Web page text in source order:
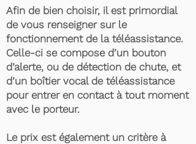
Afin de bien choisir, il est primordial
de vous renseigner sur le
fonctionnement de la téléassistance.
Celle-ci se compose d’un bouton
d’alerte, ou de détection de chute, et
d’un boîtier vocal de téléassistance
pour entrer en contact à tout moment
avec le porteur.
Le prix est également un critère à